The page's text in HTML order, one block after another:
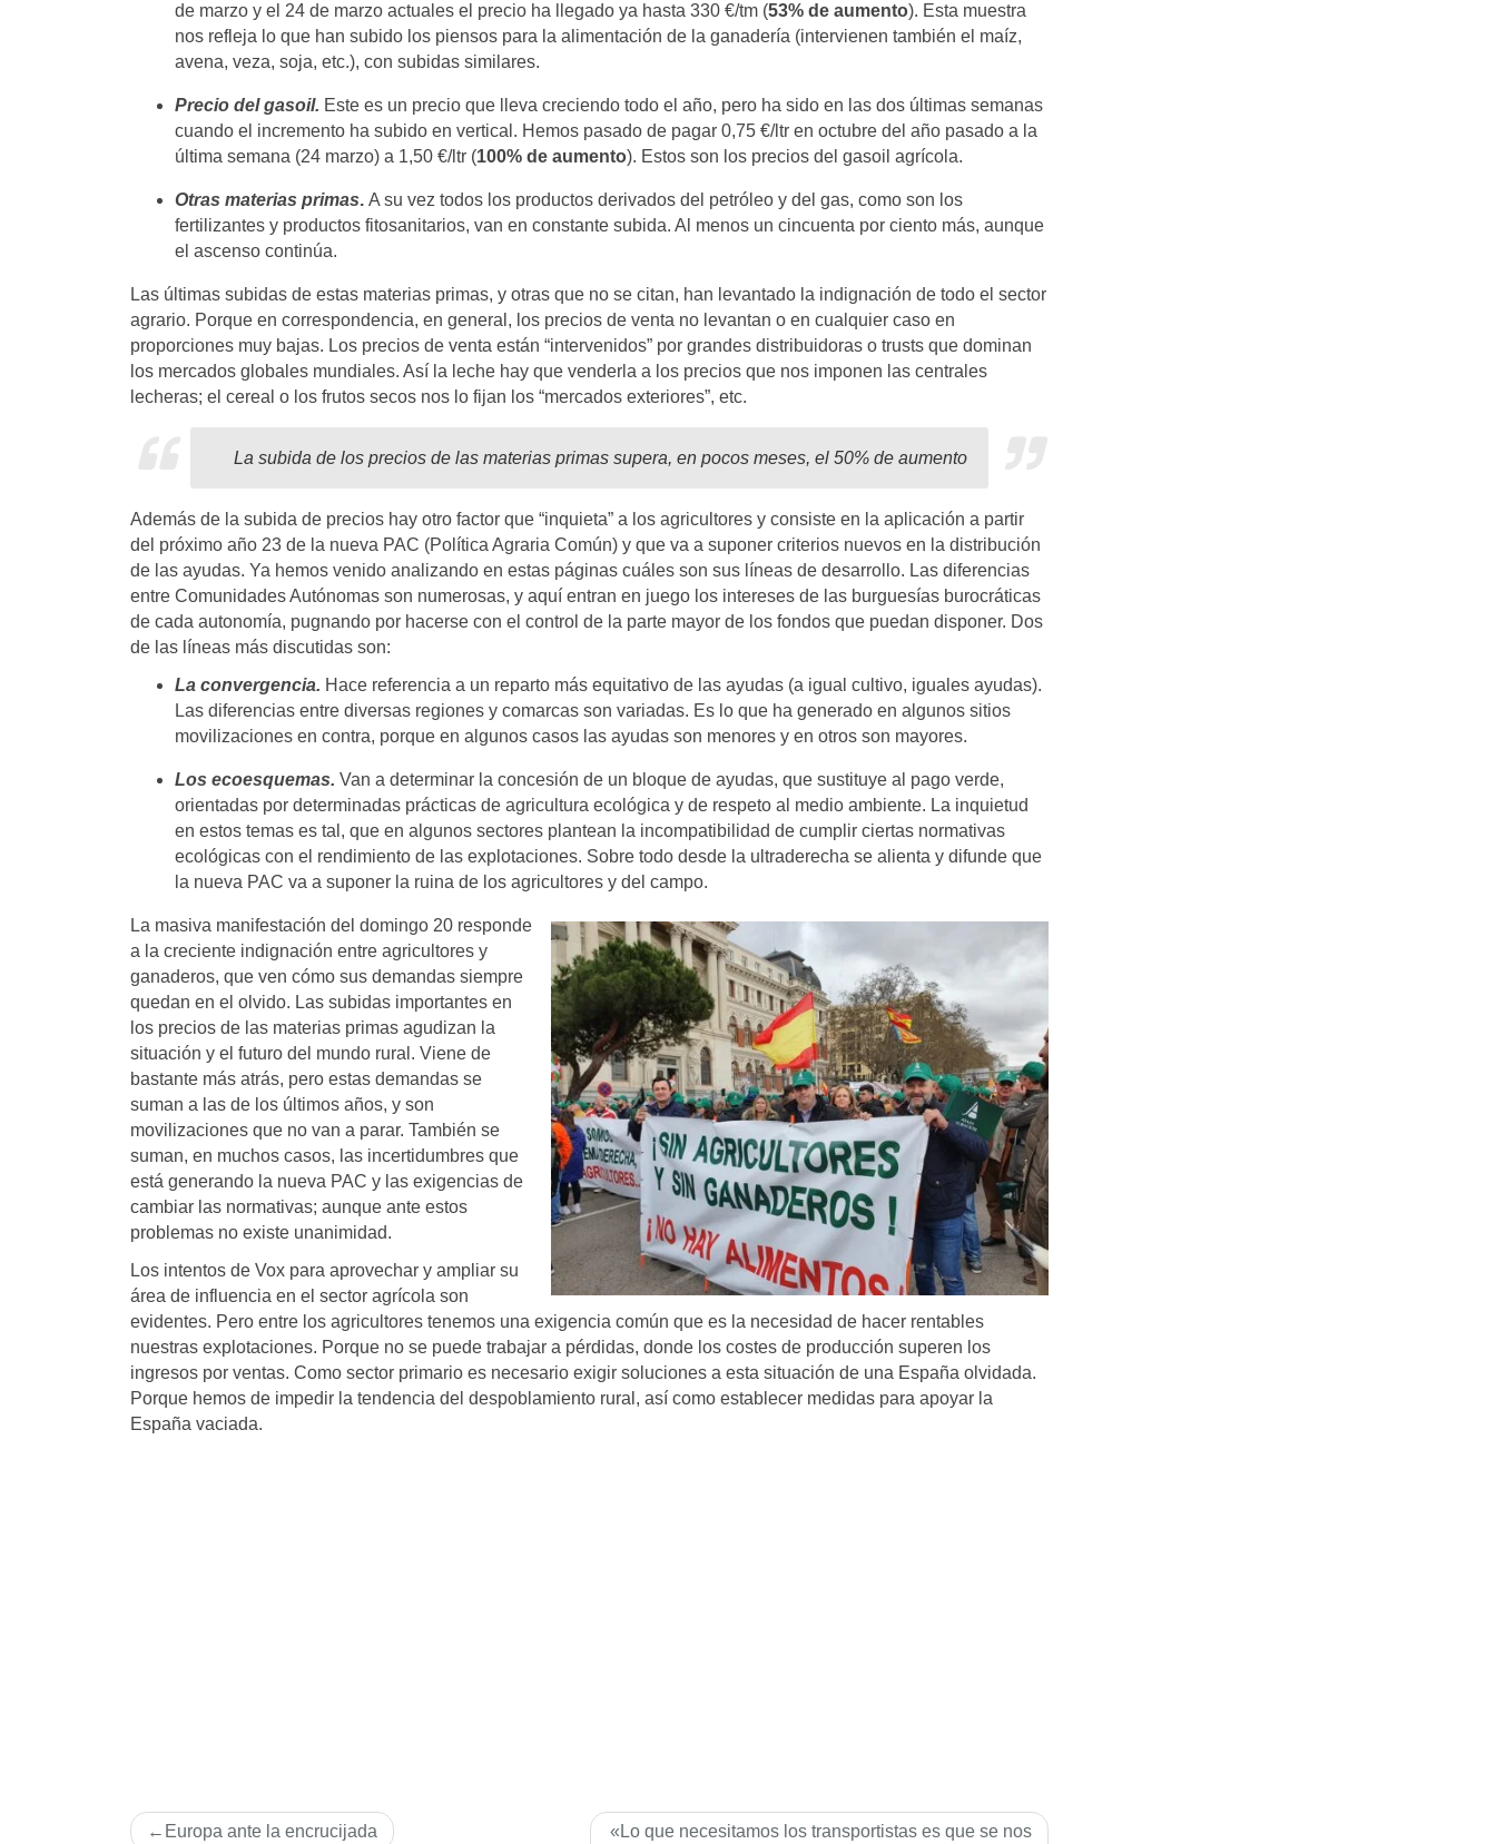
de marzo y el 24 de marzo actuales el precio ha llegado ya hasta 330 €/tm (53% de aumento). Esta muestra
nos refleja lo que han subido los piensos para la alimentación de la ganadería (intervienen también el maíz,
avena, veza, soja, etc.), con subidas similares.
Precio del gasoil. Este es un precio que lleva creciendo todo el año, pero ha sido en las dos últimas semanas
cuando el incremento ha subido en vertical. Hemos pasado de pagar 0,75 €/ltr en octubre del año pasado a la
última semana (24 marzo) a 1,50 €/ltr (100% de aumento). Estos son los precios del gasoil agrícola.
Otras materias primas. A su vez todos los productos derivados del petróleo y del gas, como son los
fertilizantes y productos fitosanitarios, van en constante subida. Al menos un cincuenta por ciento más, aunque
el ascenso continúa.
Las últimas subidas de estas materias primas, y otras que no se citan, han levantado la indignación de todo el sector
agrario. Porque en correspondencia, en general, los precios de venta no levantan o en cualquier caso en
proporciones muy bajas. Los precios de venta están “intervenidos” por grandes distribuidoras o trusts que dominan
los mercados globales mundiales. Así la leche hay que venderla a los precios que nos imponen las centrales
lecheras; el cereal o los frutos secos nos lo fijan los “mercados exteriores”, etc.
La subida de los precios de las materias primas supera, en pocos meses, el 50% de aumento
Además de la subida de precios hay otro factor que “inquieta” a los agricultores y consiste en la aplicación a partir
del próximo año 23 de la nueva PAC (Política Agraria Común) y que va a suponer criterios nuevos en la distribución
de las ayudas. Ya hemos venido analizando en estas páginas cuáles son sus líneas de desarrollo. Las diferencias
entre Comunidades Autónomas son numerosas, y aquí entran en juego los intereses de las burguesías burocráticas
de cada autonomía, pugnando por hacerse con el control de la parte mayor de los fondos que puedan disponer. Dos
de las líneas más discutidas son:
La convergencia. Hace referencia a un reparto más equitativo de las ayudas (a igual cultivo, iguales ayudas).
Las diferencias entre diversas regiones y comarcas son variadas. Es lo que ha generado en algunos sitios
movilizaciones en contra, porque en algunos casos las ayudas son menores y en otros son mayores.
Los ecoesquemas. Van a determinar la concesión de un bloque de ayudas, que sustituye al pago verde,
orientadas por determinadas prácticas de agricultura ecológica y de respeto al medio ambiente. La inquietud
en estos temas es tal, que en algunos sectores plantean la incompatibilidad de cumplir ciertas normativas
ecológicas con el rendimiento de las explotaciones. Sobre todo desde la ultraderecha se alienta y difunde que
la nueva PAC va a suponer la ruina de los agricultores y del campo.
La masiva manifestación del domingo 20 responde
a la creciente indignación entre agricultores y
ganaderos, que ven cómo sus demandas siempre
quedan en el olvido. Las subidas importantes en
los precios de las materias primas agudizan la
situación y el futuro del mundo rural. Viene de
bastante más atrás, pero estas demandas se
suman a las de los últimos años, y son
movilizaciones que no van a parar. También se
suman, en muchos casos, las incertidumbres que
está generando la nueva PAC y las exigencias de
cambiar las normativas; aunque ante estos
problemas no existe unanimidad.
Los intentos de Vox para aprovechar y ampliar su
área de influencia en el sector agrícola son
evidentes. Pero entre los agricultores tenemos una exigencia común que es la necesidad de hacer rentables
nuestras explotaciones. Porque no se puede trabajar a pérdidas, donde los costes de producción superen los
ingresos por ventas. Como sector primario es necesario exigir soluciones a esta situación de una España olvidada.
Porque hemos de impedir la tendencia del despoblamiento rural, así como establecer medidas para apoyar la
España vaciada.
Navegación
Europa ante la encrucijada «Lo que necesitamos los transportistas es que se nos